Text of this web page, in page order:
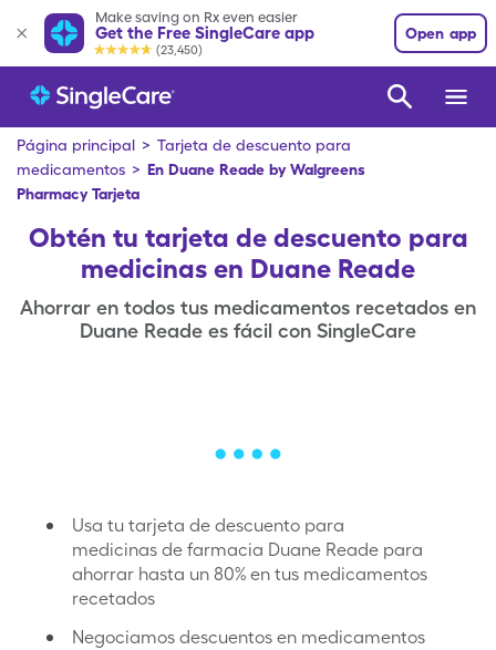
Make saving on Rx even easier
Get the Free SingleCare app
(23,450)
Open app
Página principal > Tarjeta de descuento para
medicamentos > En Duane Reade by Walgreens
Pharmacy Tarjeta
Obtén tu tarjeta de descuento para
medicinas en Duane Reade
Ahorrar en todos tus medicamentos recetados en
Duane Reade es fácil con SingleCare
Usa tu tarjeta de descuento para
medicinas de farmacia Duane Reade para
ahorrar hasta un 80% en tus medicamentos
recetados
Negociamos descuentos en medicamentos